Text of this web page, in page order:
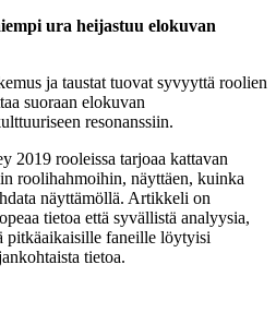
ura heijastuu elokuvan
ja taustat tuovat syvyyttä roolien
suoraan elokuvan
resonanssiin.
2019 rooleissa tarjoaa kattavan
roolihahmoihin, näyttäen, kuinka
näyttämöllä. Artikkeli on
tietoa että syvällistä analyysia,
pitkäaikaisille faneille löytyisi
tietoa.